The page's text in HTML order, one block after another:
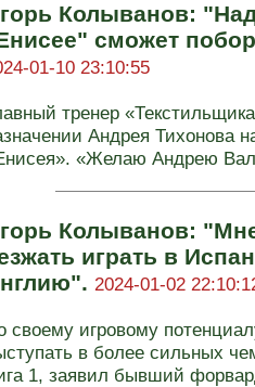
Колыванов:
сможет
01-10 23:10:55
тренер
Андрея Тихонова
«Желаю Андрею
Колыванов:
играть в
2024-01-02
своему игровому
в более сильных
1, заявил бывший